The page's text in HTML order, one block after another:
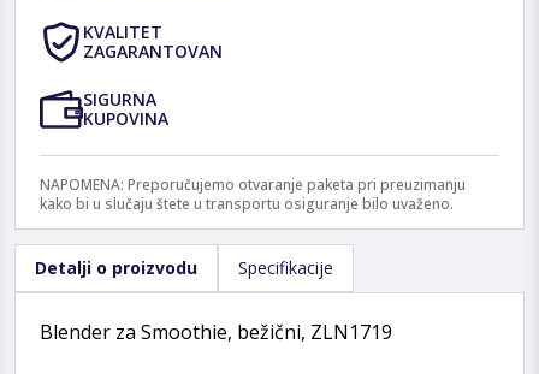
KVALITET
ZAGARANTOVAN
SIGURNA
KUPOVINA
NAPOMENA: Preporučujemo otvaranje paketa pri preuzimanju
kako bi u slučaju štete u transportu osiguranje bilo uvaženo.
Detalji o proizvodu Specifikacije
Blender za Smoothie, bežični, ZLN1719